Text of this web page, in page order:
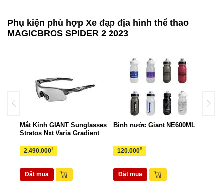
Phụ kiện phù hợp Xe đạp địa hình thể thao
MAGICBROS SPIDER 2 2023
Mắt Kính GIANT Sunglasses
Stratos Nxt Varia Gradient
2.490.000₫
Đặt mua
Bình nước Giant NE600ML
120.000₫
Đặt mua